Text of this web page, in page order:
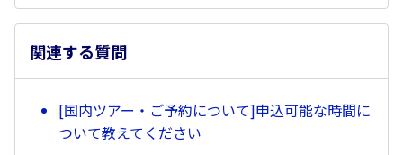
関連する質問
[国内ツアー・ご予約について]申込可能な時間に
ついて教えてください